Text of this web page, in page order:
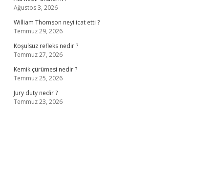
Ağustos 3, 2026
William Thomson neyi icat etti ?
Temmuz 29, 2026
Koşulsuz refleks nedir ?
Temmuz 27, 2026
Kemik çürümesi nedir ?
Temmuz 25, 2026
Jury duty nedir ?
Temmuz 23, 2026